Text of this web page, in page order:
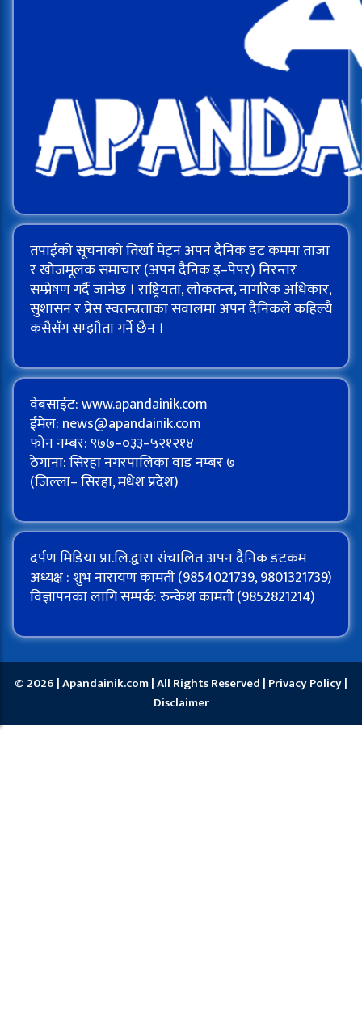
तपाईको सूचनाको तिर्खा मेट्न अपन दैनिक डट कममा ताजा
र खोजमूलक समाचार (अपन दैनिक इ–पेपर) निरन्तर
सम्प्रेषण गर्दै जानेछ । राष्ट्रियता, लोकतन्त्र, नागरिक अधिकार,
सुशासन र प्रेस स्वतन्त्रताका सवालमा अपन दैनिकले कहिल्यै
कसैसँग सम्झौता गर्ने छैन ।
वेबसाईट: www.apandainik.com
ईमेल: news@apandainik.com
फोन नम्बर: ९७७–०३३–५२१२१४
ठेगाना: सिरहा नगरपालिका वाड नम्बर ७
(जिल्ला– सिरहा, मधेश प्रदेश)
दर्पण मिडिया प्रा.लि.द्वारा संचालित अपन दैनिक डटकम
अध्यक्ष : शुभ नारायण कामती (9854021739, 9801321739)
विज्ञापनका लागि सम्पर्क: रुन्केश कामती (9852821214)
© 2026 | Apandainik.com | All Rights Reserved | Privacy Policy|
Disclaimer